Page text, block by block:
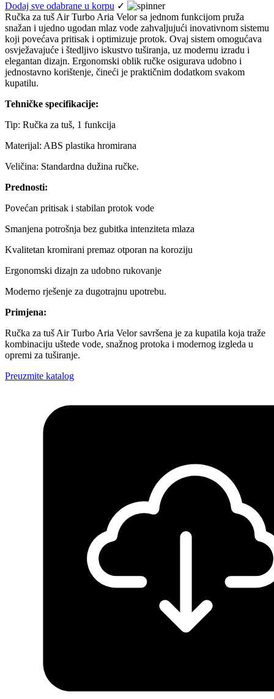
Dodaj sve odabrane u korpu ✓
Ručka za tuš Air Turbo Aria Velor sa jednom funkcijom pruža
snažan i ujedno ugodan mlaz vode zahvaljujući inovativnom sistemu
koji povećava pritisak i optimizuje protok. Ovaj sistem omogućava
osvježavajuće i štedljivo iskustvo tuširanja, uz modernu izradu i
elegantan dizajn. Ergonomski oblik ručke osigurava udobno i
jednostavno korištenje, čineći je praktičnim dodatkom svakom
kupatilu.
Tehničke specifikacije:
Tip: Ručka za tuš, 1 funkcija
Materijal: ABS plastika hromirana
Veličina: Standardna dužina ručke.
Prednosti:
Povećan pritisak i stabilan protok vode
Smanjena potrošnja bez gubitka intenziteta mlaza
Kvalitetan kromirani premaz otporan na koroziju
Ergonomski dizajn za udobno rukovanje
Moderno rješenje za dugotrajnu upotrebu.
Primjena:
Ručka za tuš Air Turbo Aria Velor savršena je za kupatila koja traže
kombinaciju uštede vode, snažnog protoka i modernog izgleda u
opremi za tuširanje.
Preuzmite katalog